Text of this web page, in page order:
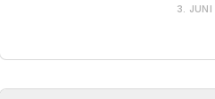
3.